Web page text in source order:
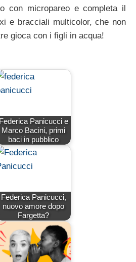
con micropareo e completa il
e bracciali multicolor, che non
gioca con i figli in acqua!
Federica Panicucci e
Marco Bacini, primi
baci in pubblico
Federica Panicucci,
nuovo amore dopo
Fargetta?